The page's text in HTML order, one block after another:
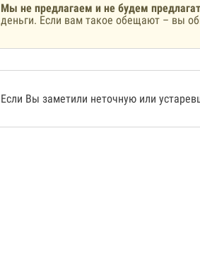
Мы не предлагаем и не будем
деньги. Если вам такое обещают – вы
Если Вы заметили неточную или